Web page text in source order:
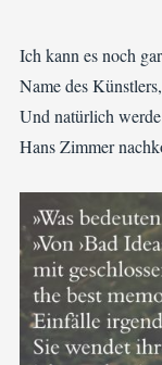
Ich kann es noch
Name des
Und natürlich
Hans Zimmer